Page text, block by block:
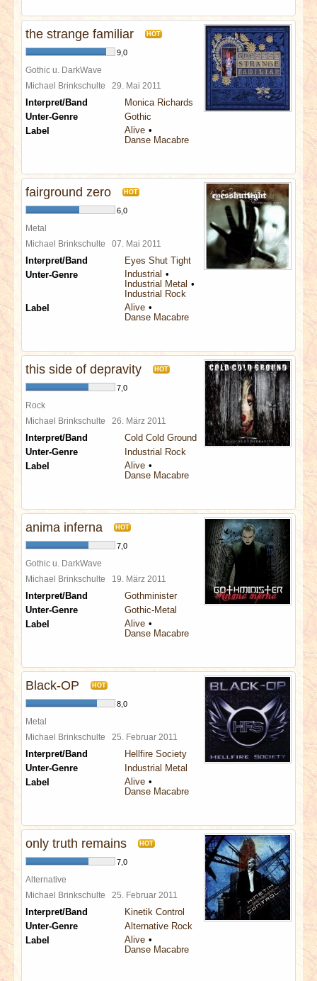
the strange familiar HOT
9,0
Gothic u. DarkWave
Michael Brinkschulte 29. Mai 2011
Interpret/Band
Monica Richards
Unter-Genre
Gothic
Label
Alive
Danse Macabre
fairground zero HOT
6,0
Metal
Michael Brinkschulte 07. Mai 2011
Interpret/Band
Eyes Shut Tight
Unter-Genre
Industrial
Industrial Metal
Industrial Rock
Label
Alive
Danse Macabre
this side of depravity HOT
7,0
Rock
Michael Brinkschulte 26. März 2011
Interpret/Band
Cold Cold Ground
Unter-Genre
Industrial Rock
Label
Alive
Danse Macabre
anima inferna HOT
7,0
Gothic u. DarkWave
Michael Brinkschulte 19. März 2011
Interpret/Band
Gothminister
Unter-Genre
Gothic-Metal
Label
Alive
Danse Macabre
Black-OP HOT
8,0
Metal
Michael Brinkschulte 25. Februar 2011
Interpret/Band
Hellfire Society
Unter-Genre
Industrial Metal
Label
Alive
Danse Macabre
only truth remains HOT
7,0
Alternative
Michael Brinkschulte 25. Februar 2011
Interpret/Band
Kinetik Control
Unter-Genre
Alternative Rock
Label
Alive
Danse Macabre